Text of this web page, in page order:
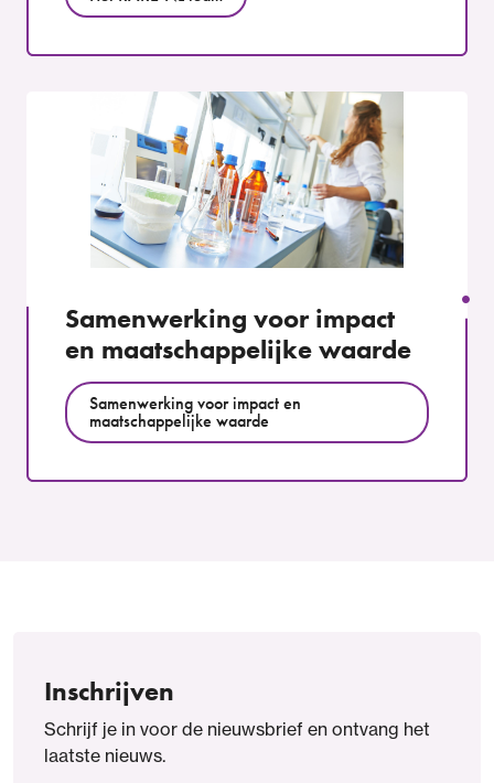
Samenwerking voor impact
en maatschappelijke waarde
Samenwerking voor impact en
maatschappelijke waarde
Inschrijven
Schrijf je in voor de nieuwsbrief en ontvang het
laatste nieuws.